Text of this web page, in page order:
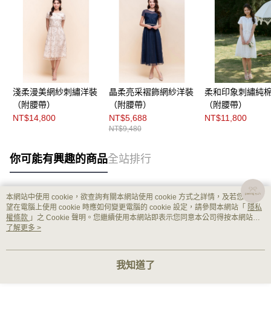
淺柔漫美網紗刺繡洋裝
（附腰帶）
NT$14,800
晶柔亮采褶飾網紗洋裝
（附腰帶）
NT$5,688
NT$9,480
柔和印象刺繡純
（附腰帶）
NT$11,800
你可能有興趣的商品全站排行
熱門標籤
本網站中使用 cookie，欲查詢有關本網站使用 cookie 方式之詳情，及若您不希
望在電腦上使用 cookie 時應如何變更電腦的 cookie 設定，請參閱本網站「 隱私
權條款 」之 Cookie 聲明。您繼續使用本網站即表示您同意本公司得按本網站使
用條款之 Cookie 聲明使用 cookie。
了解更多 >
我知道了